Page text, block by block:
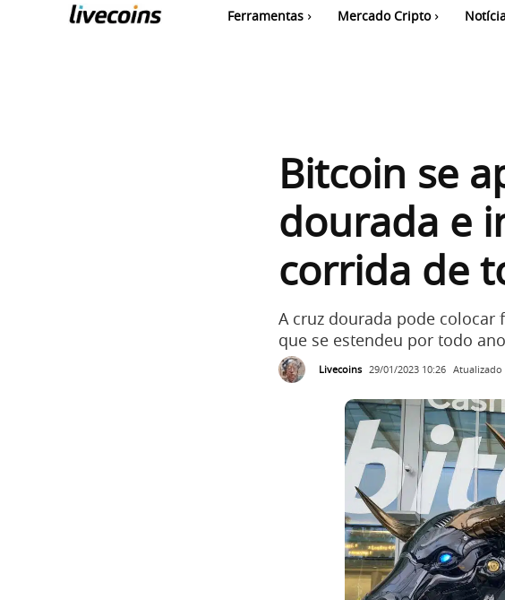
Ferramentas Mercado Cripto
Bitcoin se
dourada e
corrida de
A cruz dourada pode
que se estendeu por todo
Livecoins 29/01/2023 10:26 Atualizado